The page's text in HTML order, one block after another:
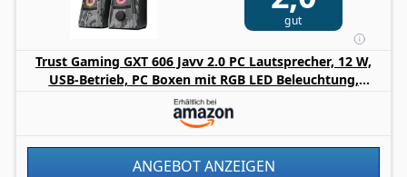
gut
Trust Gaming GXT 606 Javv 2.0 PC Lautsprecher, 12 W,
USB-Betrieb, PC Boxen mit RGB LED Beleuchtung,
Speaker Set, Gaming Lautsprecher für PC und Laptop -
Grau
ANGEBOT ANZEIGEN